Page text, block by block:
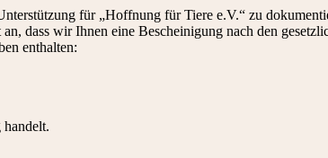
für „Hoffnung für Tiere e.V.“ zu
dass wir Ihnen eine Bescheinigung nach den
enthalten:
handelt.